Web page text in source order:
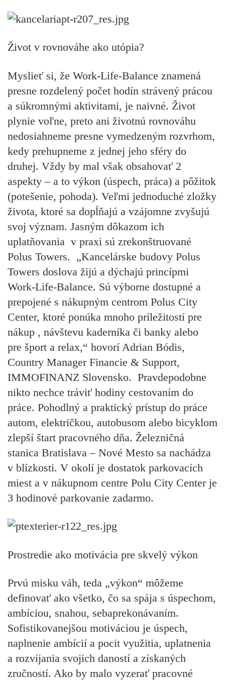
Život v rovnováhe ako utópia?
Myslieť si, že Work-Life-Balance znamená
presne rozdelený počet hodín strávený prácou
a súkromnými aktivitami, je naivné. Život
plynie voľne, preto ani životnú rovnováhu
nedosiahneme presne vymedzeným rozvrhom,
kedy prehupneme z jednej jeho sféry do
druhej. Vždy by mal však obsahovať 2
aspekty – a to výkon (úspech, práca) a pôžitok
(potešenie, pohoda). Veľmi jednoduché zložky
života, ktoré sa dopĺňajú a vzájomne zvyšujú
svoj význam. Jasným dôkazom ich
uplatňovania v praxi sú zrekonštruované
Polus Towers. „Kancelárske budovy Polus
Towers doslova žijú a dýchajú princípmi
Work-Life-Balance. Sú výborne dostupné a
prepojené s nákupným centrom Polus City
Center, ktoré ponúka mnoho príležitostí pre
nákup , návštevu kaderníka či banky alebo
pre šport a relax,“ hovorí Adrian Bódis,
Country Manager Financie & Support,
IMMOFINANZ Slovensko. Pravdepodobne
nikto nechce tráviť hodiny cestovaním do
práce. Pohodlný a praktický prístup do práce
autom, električkou, autobusom alebo bicyklom
zlepší štart pracovného dňa. Železničná
stanica Bratislava – Nové Mesto sa nachádza
v blízkosti. V okolí je dostatok parkovacích
miest a v nákupnom centre Polu City Center je
3 hodinové parkovanie zadarmo.
Prostredie ako motivácia pre skvelý výkon
Prvú misku váh, teda „výkon“ môžeme
definovať ako všetko, čo sa spája s úspechom,
ambíciou, snahou, sebaprekonávaním.
Sofistikovanejšou motiváciou je úspech,
naplnenie ambícií a pocit využitia, uplatnenia
a rozvíjania svojich daností a získaných
zručností. Ako by malo vyzerať pracovné